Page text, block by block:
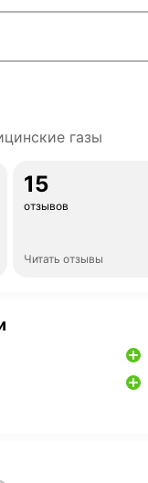
газы
15
отзывов
Читать отзывы